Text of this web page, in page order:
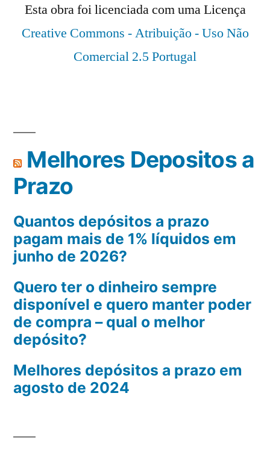
Esta obra foi licenciada com uma Licença
Creative Commons - Atribuição - Uso Não
Comercial 2.5 Portugal
Melhores Depositos a
Prazo
Quantos depósitos a prazo
pagam mais de 1% líquidos em
junho de 2026?
Quero ter o dinheiro sempre
disponível e quero manter poder
de compra – qual o melhor
depósito?
Melhores depósitos a prazo em
agosto de 2024